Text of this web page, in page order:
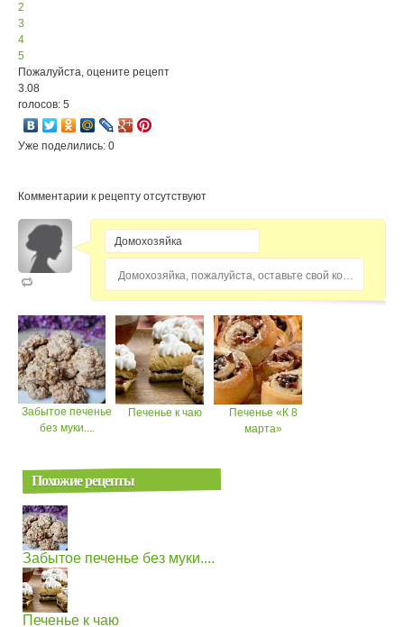
2
3
4
5
Пожалуйста, оцените рецепт
3.08
голосов: 5
Уже поделились: 0
Комментарии к рецепту отсутствуют
Домохозяйка, пожалуйста, оставьте свой комментарий...
Забытое печенье
без муки....
Печенье к чаю
Печенье «К 8
марта»
Похожие рецепты
Забытое печенье без муки....
Печенье к чаю